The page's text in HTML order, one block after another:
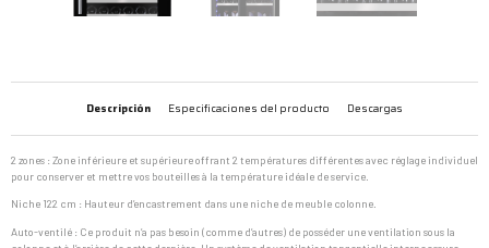
Descripción Especificaciones del producto Descargas
2 zones : Zone inférieure et supérieure offrant 2 températures différentes avec réglage individuel
pour conserver et mettre vos bouteilles à la température idéale de service.
Niche 122 cm : Hauteur d’encastrement dans une niche de meuble colonne.
Auto-ventilé : Ce produit n’a pas besoin (comme d’autres) de posséder une ventilation sous la